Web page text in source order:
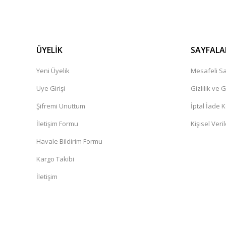
ÜYELİK
Yeni Üyelik
Üye Girişi
Şifremi Unuttum
İletişim Formu
Havale Bildirim Formu
Kargo Takibi
İletişim
Mesafeli
Gizlilik ve
İptal İade
Kişisel